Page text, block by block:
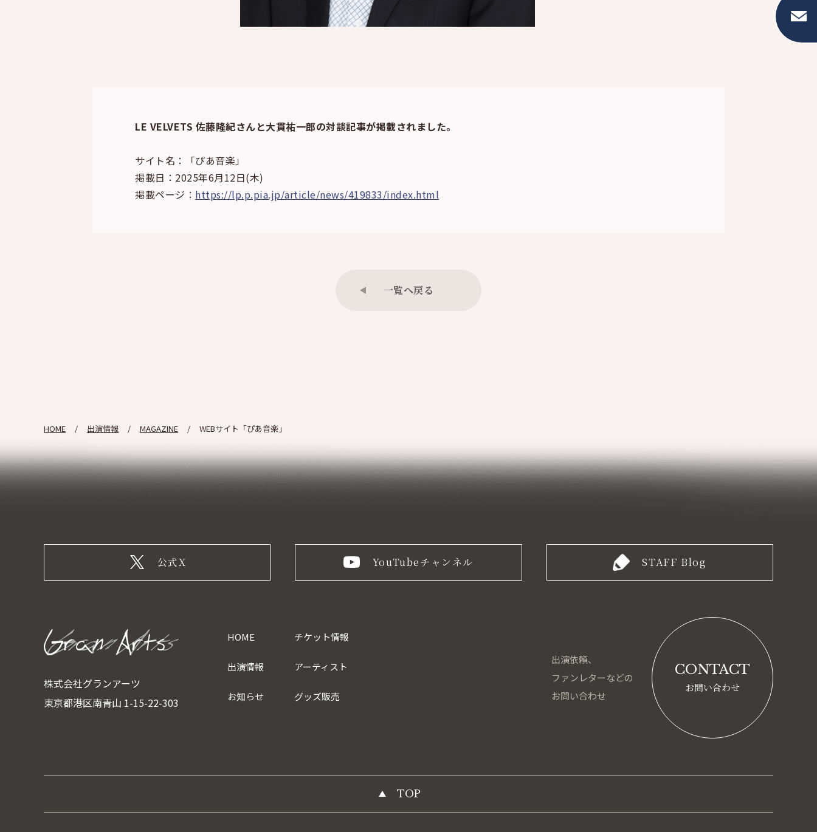
LE VELVETS 佐藤隆紀さんと大貫祐一郎の対談記事が掲載されました。
サイト名：「ぴあ音楽」
掲載日：2025年6月12日(木)
掲載ページ： https://lp.p.pia.jp/article/news/419833/index.html
一覧へ戻る
HOME 出演情報 MAGAZINE WEBサイト「ぴあ音楽」
公式X YouTubeチャンネル STAFF Blog
株式会社グランアーツ
東京都港区南青山 1-15-22-303
HOME
出演情報
お知らせ
チケット情報
アーティスト
グッズ販売
出演依頼、
ファンレターなどの
お問い合わせ
CONTACT
お問い合わせ
TOP